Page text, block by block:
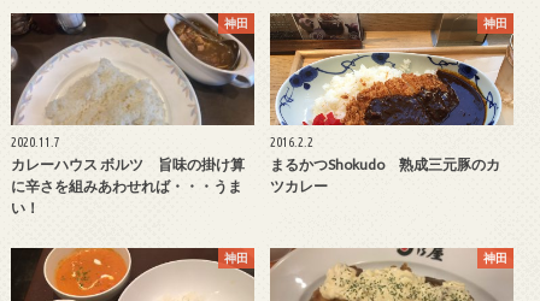
神田
2020.11.7
カレーハウス ボルツ 旨味の掛け算
に辛さを組みあわせれば・・・うま
い！
神田
2016.2.2
まるかつShokudo 熟成三元豚のカ
ツカレー
神田 神田